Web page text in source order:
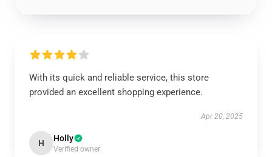
With its quick and reliable service, this store
provided an excellent shopping experience.
Apr 20, 2025
H Holly
Verified owner